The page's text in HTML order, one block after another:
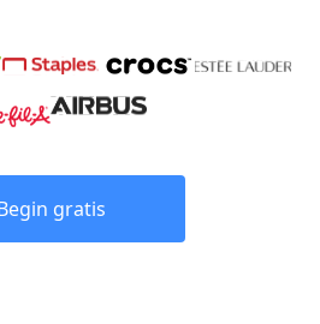
gratis